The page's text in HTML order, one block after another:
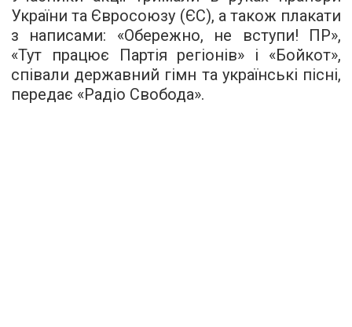
України та Євросоюзу (ЄС), а також плакати
з написами: «Обережно, не вступи! ПР»,
«Тут працює Партія регіонів» і «Бойкот»,
співали державний гімн та українські пісні,
передає «Радіо Свобода».